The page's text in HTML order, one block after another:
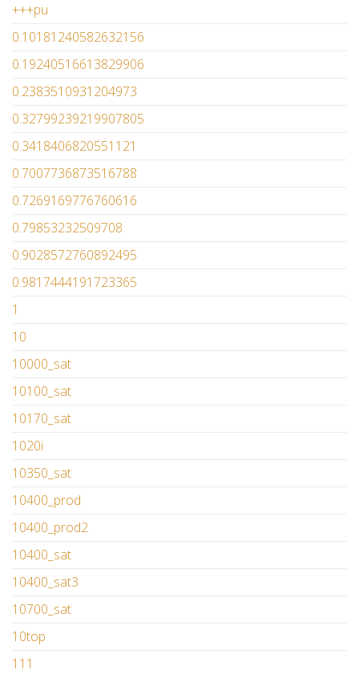
+++pu
0.10181240582632156
0.19240516613829906
0.2383510931204973
0.32799239219907805
0.3418406820551121
0.7007736873516788
0.7269169776760616
0.79853232509708
0.9028572760892495
0.9817444191723365
1
10
10000_sat
10100_sat
10170_sat
1020i
10350_sat
10400_prod
10400_prod2
10400_sat
10400_sat3
10700_sat
10top
111